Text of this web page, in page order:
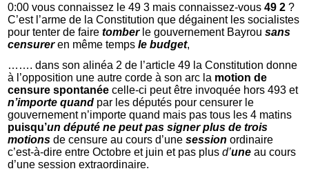
0:00 vous connaissez le 49 3 mais connaissez-vous49 2?
C’est l’arme de la Constitution que dégainent les socialistes
pour tenter de fairetomberle gouvernement Bayrousans
censureren même tempsle budget,
……. dans son alinéa 2 de l’article 49 la Constitution donne
à l’opposition une autre corde à son arc la motion de
censure spontanée celle-ci peut être invoquée hors 493 et
n’importe quand par les députés pour censurer le
gouvernement n’importe quand mais pas tous les 4 matins
puisqu’un député ne peut pas signer plus de trois
motions de censure au cours d’unesession ordinaire
c’est-à-dire entre Octobre et juin et pas plusd’une au cours
d’une session extraordinaire.